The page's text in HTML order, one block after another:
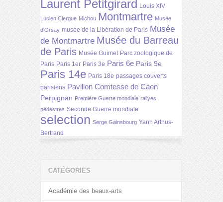
Laurent Petitgirard Louis XIV
Lucien Clergue Michou Montmartre Musée
d'Orsay musée de la Libération de Paris Musée
de Montmartre Musée du Barreau
de Paris Musée Guimet Parc zoologique de
Paris Paris 1er Paris 3e Paris 6e Paris 9e
Paris 14e Paris 18e passages couverts
parisiens Pavillon Comtesse de Caen
Perpignan Première Guerre mondiale rallyes
pédestres Seconde Guerre mondiale
selection Serge Gainsbourg Yann Arthus-
Bertrand
CATÉGORIES
Académie des beaux-arts